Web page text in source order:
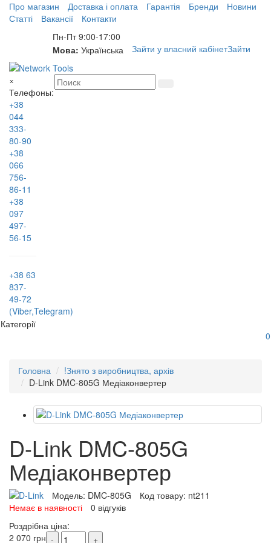
Про магазин Доставка і оплата Гарантія Бренди
Новини
Статті
Вакансії
Контакти
Пн-Пт 9:00-17:00
Мова: Українська Зайти у власний кабінетЗайти
×
Телефоны:
+38
044
333-
80-90
+38
066
756-
86-11
+38
097
497-
56-15
+38 63
837-
49-72
(Viber,Telegram)
Категорії
0
Головна
!Знято з виробництва, архів
D-Link DMC-805G Медіаконвертер
D-Link DMC-805G
Медіаконвертер
Модель: DMC-805G Код товару: nt211
Немає в наявності
0 відгуків
Роздрібна ціна:
2 070 грн